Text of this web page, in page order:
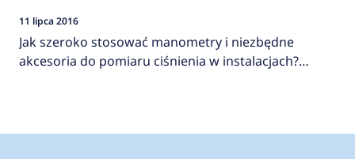
11 lipca 2016
Jak szeroko stosować manometry i niezbędne
akcesoria do pomiaru ciśnienia w instalacjach?